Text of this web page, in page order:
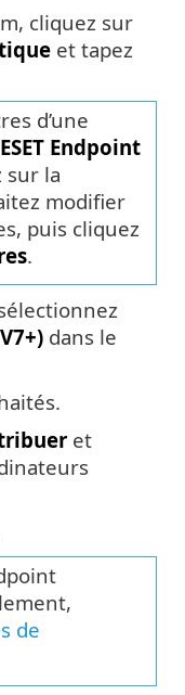
cliquez sur
et tapez
d’une
ESET Endpoint
sur la
modifier
puis cliquez
.
dans le
et
de